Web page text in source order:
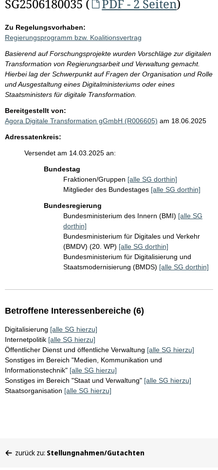
SG2506180035 (
PDF - 2 Seiten)
Zu Regelungsvorhaben:
Regierungsprogramm bzw. Koalitionsvertrag
Basierend auf Forschungsprojekte wurden Vorschläge zur digitalen
Transformation von Regierungsarbeit und Verwaltung gemacht.
Hierbei lag der Schwerpunkt auf Fragen der Organisation und Rolle
und Ausgestaltung eines Digitalministeriums oder eines
Staatsministers für digitale Transformation.
Bereitgestellt von:
Agora Digitale Transformation gGmbH (R006605) am 18.06.2025
Adressatenkreis:
Versendet am 14.03.2025 an:
Bundestag
Fraktionen/Gruppen [alle SG dorthin]
Mitglieder des Bundestages [alle SG dorthin]
Bundesregierung
Bundesministerium des Innern (BMI) [alle SG
dorthin]
Bundesministerium für Digitales und Verkehr
(BMDV) (20. WP) [alle SG dorthin]
Bundesministerium für Digitalisierung und
Staatsmodernisierung (BMDS) [alle SG dorthin]
Betroffene Interessenbereiche (6)
Digitalisierung [alle SG hierzu]
Internetpolitik [alle SG hierzu]
Öffentlicher Dienst und öffentliche Verwaltung [alle SG hierzu]
Sonstiges im Bereich "Medien, Kommunikation und
Informationstechnik" [alle SG hierzu]
Sonstiges im Bereich "Staat und Verwaltung" [alle SG hierzu]
Staatsorganisation [alle SG hierzu]
befinden
zurück zu: Stellungnahmen/Gutachten